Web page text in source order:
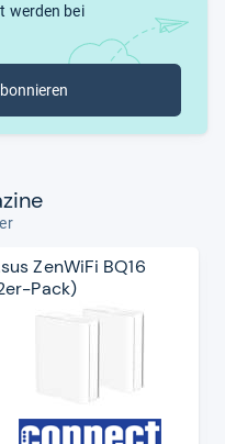
werden bei
ZenWiFi BQ16
Pack)